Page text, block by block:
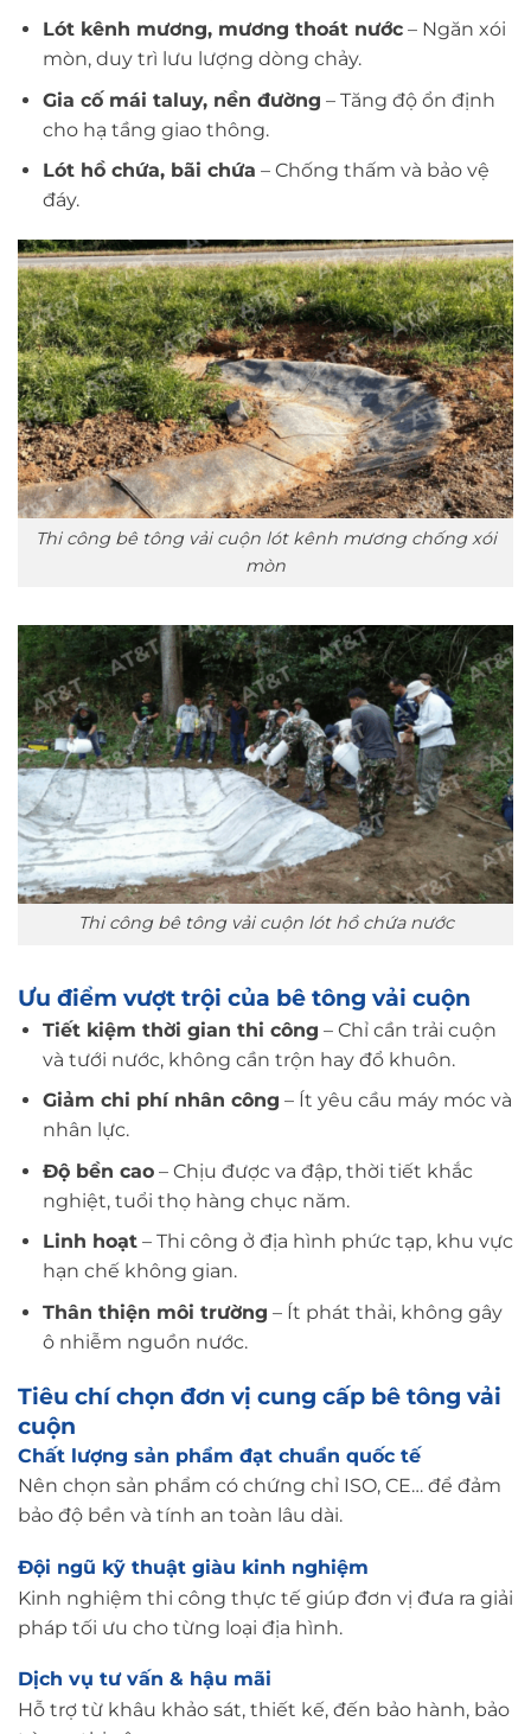
Lót kênh mương, mương thoát nước– Ngăn xói
mòn, duy trì lưu lượng dòng chảy.
Gia cố mái taluy, nền đường – Tăng độ ổn định
cho hạ tầng giao thông.
Lót hồ chứa, bãi chứa – Chống thấm và bảo vệ
đáy.
Thi công bê tông vải cuộn lót kênh mương chống xói
mòn
Thi công bê tông vải cuộn lót hồ chứa nước
Ưu điểm vượt trội của bê tông vải cuộn
Tiết kiệm thời gian thi công – Chỉ cần trải cuộn
và tưới nước, không cần trộn hay đổ khuôn.
Giảm chi phí nhân công – Ít yêu cầu máy móc và
nhân lực.
Độ bền cao– Chịu được va đập, thời tiết khắc
nghiệt, tuổi thọ hàng chục năm.
Linh hoạt– Thi công ở địa hình phức tạp, khu vực
hạn chế không gian.
Thân thiện môi trường – Ít phát thải, không gây
ô nhiễm nguồn nước.
Tiêu chí chọn đơn vị cung cấp bê tông vải
cuộn
Chất lượng sản phẩm đạt chuẩn quốc tế
Nên chọn sản phẩm có chứng chỉ ISO, CE… để đảm
bảo độ bền và tính an toàn lâu dài.
Đội ngũ kỹ thuật giàu kinh nghiệm
Kinh nghiệm thi công thực tế giúp đơn vị đưa ra giải
pháp tối ưu cho từng loại địa hình.
Dịch vụ tư vấn & hậu mãi
Hỗ trợ từ khâu khảo sát, thiết kế, đến bảo hành, bảo